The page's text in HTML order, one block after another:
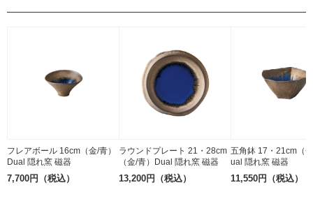
フレアボール 16cm（金/青）
Dual 隠れ窯 磁器
7,700円（税込）
ラウンドプレート 21・28cm
（金/青）Dual 隠れ窯 磁器
13,200円（税込）
五角鉢 17・21cm（
ual 隠れ窯 磁器
11,550円（税込）